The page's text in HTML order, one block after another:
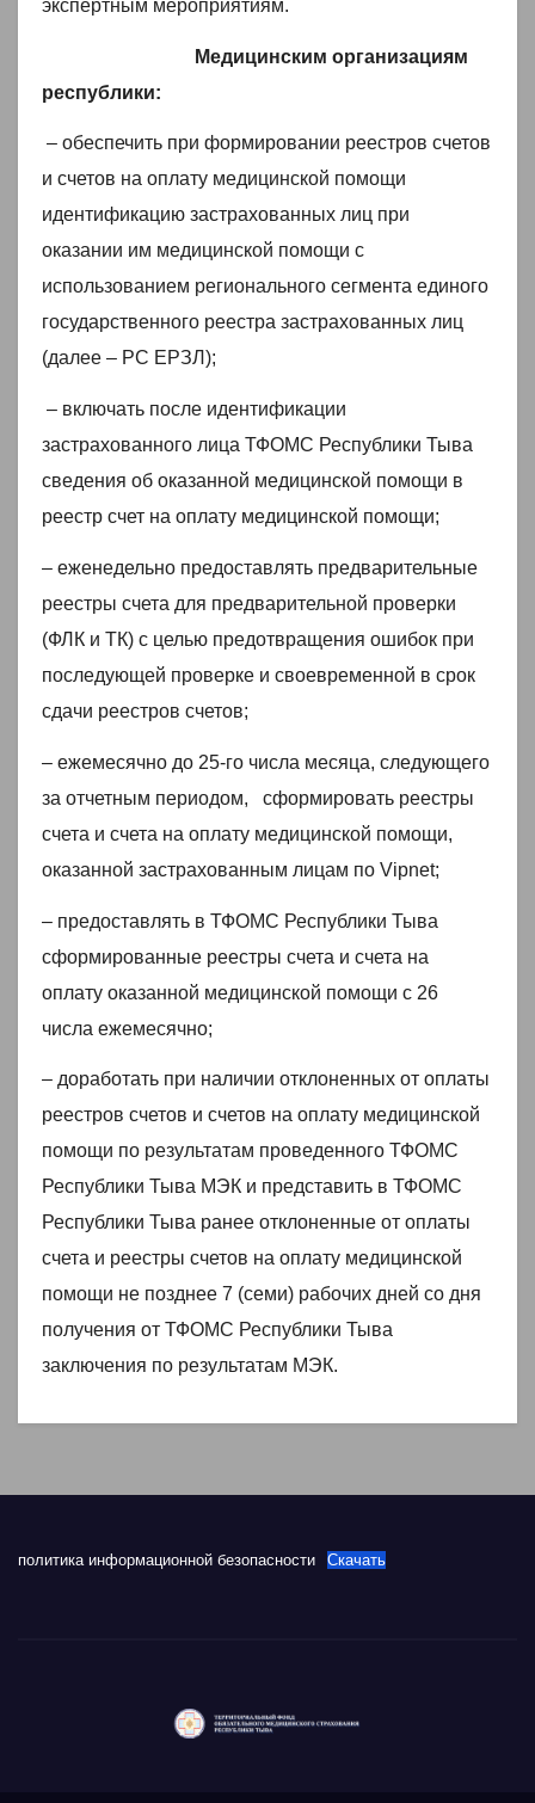
экспертным мероприятиям.
Медицинским организациям
республики:
– обеспечить при формировании реестров счетов
и счетов на оплату медицинской помощи
идентификацию застрахованных лиц при
оказании им медицинской помощи с
использованием регионального сегмента единого
государственного реестра застрахованных лиц
(далее – РС ЕРЗЛ);
– включать после идентификации
застрахованного лица ТФОМС Республики Тыва
сведения об оказанной медицинской помощи в
реестр счет на оплату медицинской помощи;
– еженедельно предоставлять предварительные
реестры счета для предварительной проверки
(ФЛК и ТК) с целью предотвращения ошибок при
последующей проверке и своевременной в срок
сдачи реестров счетов;
– ежемесячно до 25-го числа месяца, следующего
за отчетным периодом, сформировать реестры
счета и счета на оплату медицинской помощи,
оказанной застрахованным лицам по Vipnet;
– предоставлять в ТФОМС Республики Тыва
сформированные реестры счета и счета на
оплату оказанной медицинской помощи с 26
числа ежемесячно;
– доработать при наличии отклоненных от оплаты
реестров счетов и счетов на оплату медицинской
помощи по результатам проведенного ТФОМС
Республики Тыва МЭК и представить в ТФОМС
Республики Тыва ранее отклоненные от оплаты
счета и реестры счетов на оплату медицинской
помощи не позднее 7 (семи) рабочих дней со дня
получения от ТФОМС Республики Тыва
заключения по результатам МЭК.
политика информационной безопасности Скачать